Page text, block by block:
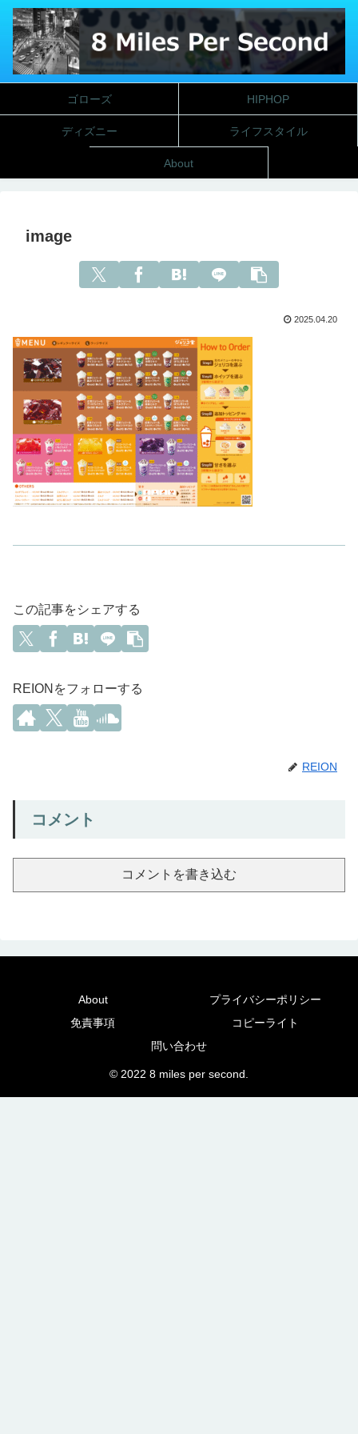
ゴローズ HIPHOP
ディズニー ライフスタイル
About
image
2025.04.20
この記事をシェアする
REIONをフォローする
REION
コメント
コメントを書き込む
About
プライバシーポリシー
免責事項
コピーライト
問い合わせ
© 2022 8 miles per second.